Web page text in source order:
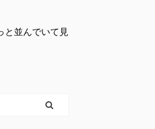
と並んでいて見